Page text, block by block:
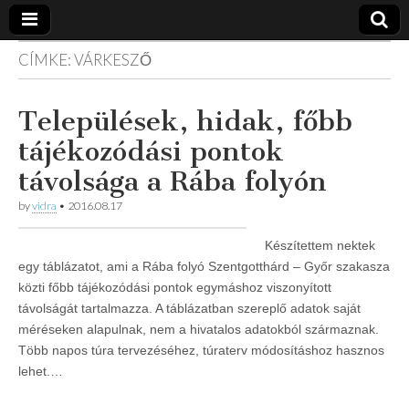
Vidra
Vízitúra
… vízitúra
kajakoktatás,
kajak-kenu
bolt,
vidraságok…
CÍMKE:VÁRKESZŐ
Települések, hidak, főbb
tájékozódási pontok
távolsága a Rába folyón
byvidra • 2016.08.17
Készítettem nektek
egy táblázatot, ami a Rába folyó Szentgotthárd – Győr szakasza
közti főbb tájékozódási pontok egymáshoz viszonyított
távolságát tartalmazza. A táblázatban szereplő adatok saját
méréseken alapulnak, nem a hivatalos adatokból származnak.
Több napos túra tervezéséhez, túraterv módosításhoz hasznos
lehet.…